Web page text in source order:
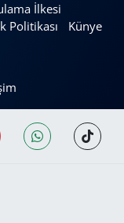
İlkesi
Politikası
Künye